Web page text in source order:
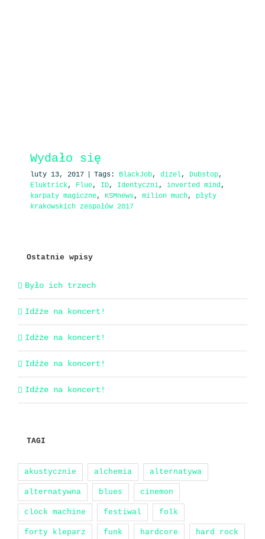
Wydało się
luty 13, 2017 Tags: BlackJob, dizel, Dubstop,
Eluktrick, Flue, ID, Identyczni, inverted mind,
karpaty magiczne, KSMnews, milion much, płyty
krakowskich zespołów 2017
Ostatnie wpisy
Było ich trzech
Idźże na koncert!
Idźże na koncert!
Idźże na koncert!
Idźże na koncert!
TAGI
akustycznie alchemia alternatywa
alternatywna blues cinemon
clock machine festiwal folk
forty kleparz funk hardcore hard rock